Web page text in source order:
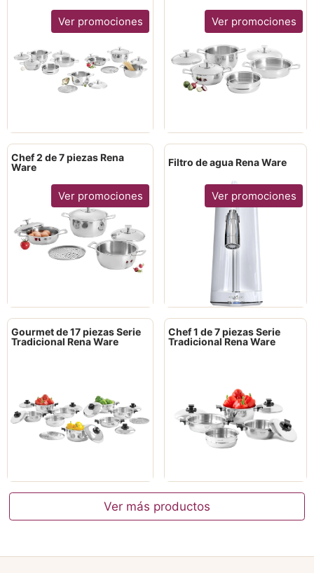
Ver promociones Ver promociones
Chef 2 de 7 piezas Rena
Ware
Ver promociones
Filtro de agua Rena Ware
Ver promociones
Gourmet de 17 piezas Serie
Tradicional Rena Ware
Chef 1 de 7 piezas Serie
Tradicional Rena Ware
Ver más productos